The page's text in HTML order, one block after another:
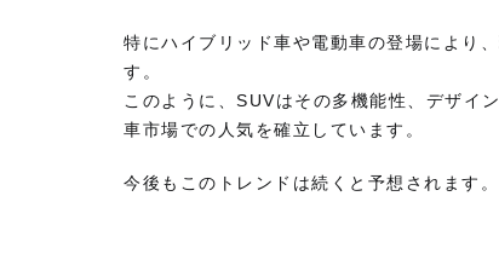
特にハイブリッド車や電動車の登場により
す。
このように、SUVはその多機能性、デザイ
車市場での人気を確立しています。
今後もこのトレンドは続くと予想されます。